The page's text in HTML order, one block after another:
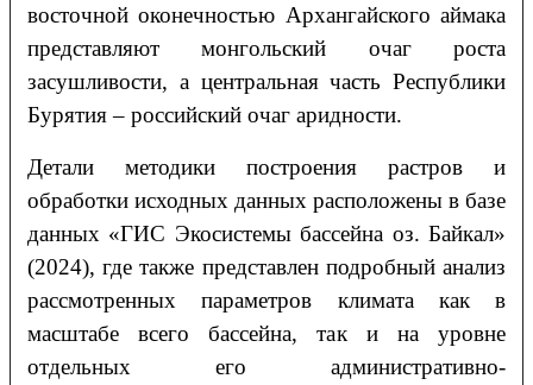
восточной оконечностью Архангайского аймака
представляют монгольский очаг роста
засушливости, а центральная часть Республики
Бурятия – российский очаг аридности.
Детали методики построения растров и
обработки исходных данных расположены в базе
данных «ГИС Экосистемы бассейна оз. Байкал»
(2024), где также представлен подробный анализ
рассмотренных параметров климата как в
масштабе всего бассейна, так и на уровне
отдельных его административно-